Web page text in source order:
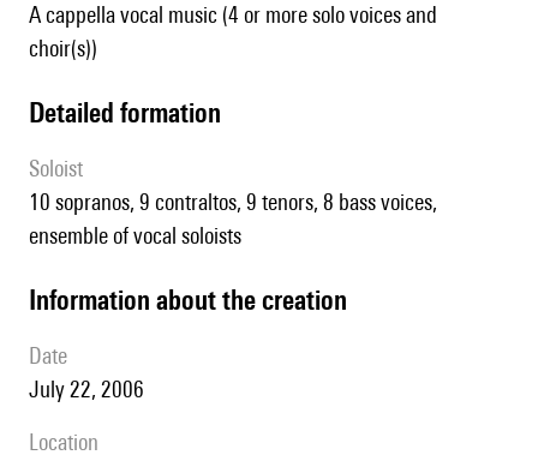
A cappella vocal music (4 or more solo voices and
choir(s))
detailed formation
Soloist
10 sopranos, 9 contraltos, 9 tenors, 8 bass voices,
ensemble of vocal soloists
information about the creation
date
July 22, 2006
location